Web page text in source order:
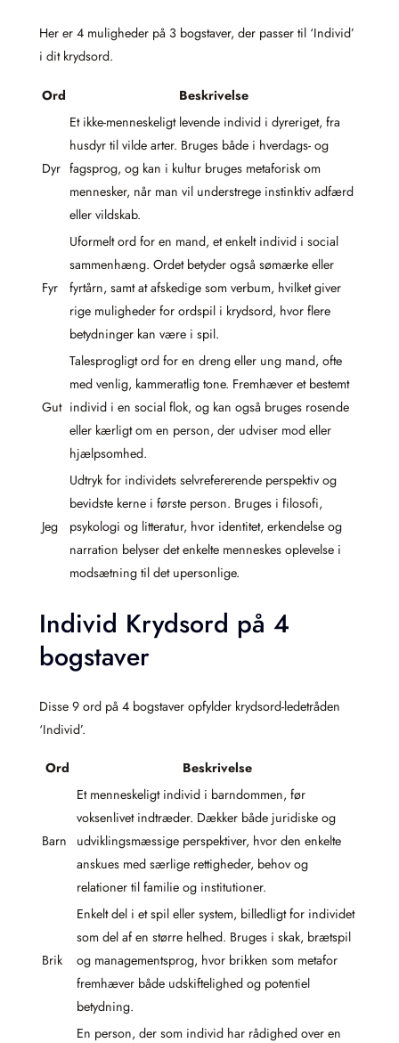
Her er 4 muligheder på 3 bogstaver, der passer til ‘Individ’
i dit krydsord.
Ord Beskrivelse
Dyr
Et ikke-menneskeligt levende individ i dyreriget, fra
husdyr til vilde arter. Bruges både i hverdags- og
fagsprog, og kan i kultur bruges metaforisk om
mennesker, når man vil understrege instinktiv adfærd
eller vildskab.
Fyr
Uformelt ord for en mand, et enkelt individ i social
sammenhæng. Ordet betyder også sømærke eller
fyrtårn, samt at afskedige som verbum, hvilket giver
rige muligheder for ordspil i krydsord, hvor flere
betydninger kan være i spil.
Gut
Talesprogligt ord for en dreng eller ung mand, ofte
med venlig, kammeratlig tone. Fremhæver et bestemt
individ i en social flok, og kan også bruges rosende
eller kærligt om en person, der udviser mod eller
hjælpsomhed.
Jeg
Udtryk for individets selvrefererende perspektiv og
bevidste kerne i første person. Bruges i filosofi,
psykologi og litteratur, hvor identitet, erkendelse og
narration belyser det enkelte menneskes oplevelse i
modsætning til det upersonlige.
Individ Krydsord på 4
bogstaver
Disse 9 ord på 4 bogstaver opfylder krydsord-ledetråden
‘Individ’.
Ord Beskrivelse
Barn
Et menneskeligt individ i barndommen, før
voksenlivet indtræder. Dækker både juridiske og
udviklingsmæssige perspektiver, hvor den enkelte
anskues med særlige rettigheder, behov og
relationer til familie og institutioner.
Brik
Enkelt del i et spil eller system, billedligt for individet
som del af en større helhed. Bruges i skak, brætspil
og managementsprog, hvor brikken som metafor
fremhæver både udskiftelighed og potentiel
betydning.
En person, der som individ har rådighed over en